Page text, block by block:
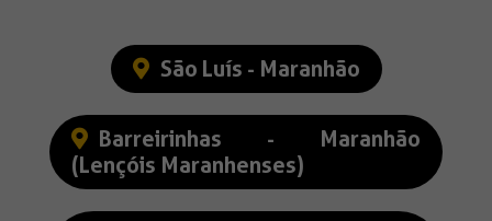
São Luís - Maranhão
Barreirinhas - Maranhão
(Lençóis Maranhenses)